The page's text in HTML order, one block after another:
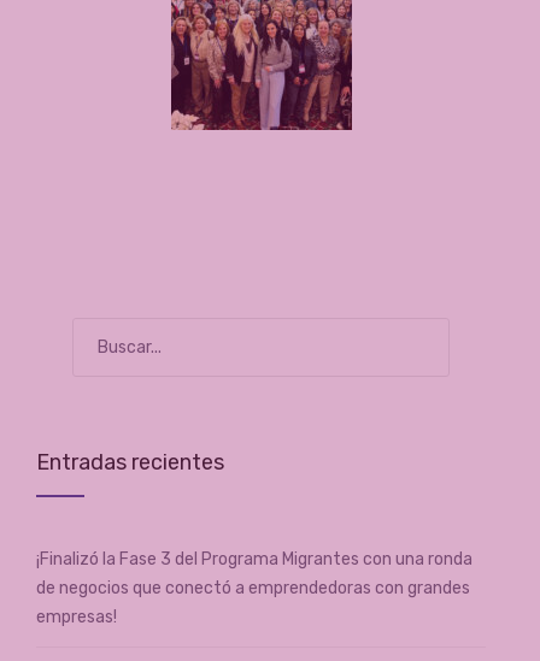
Entradas recientes
¡Finalizó la Fase 3 del Programa Migrantes con una ronda
de negocios que conectó a emprendedoras con grandes
empresas!